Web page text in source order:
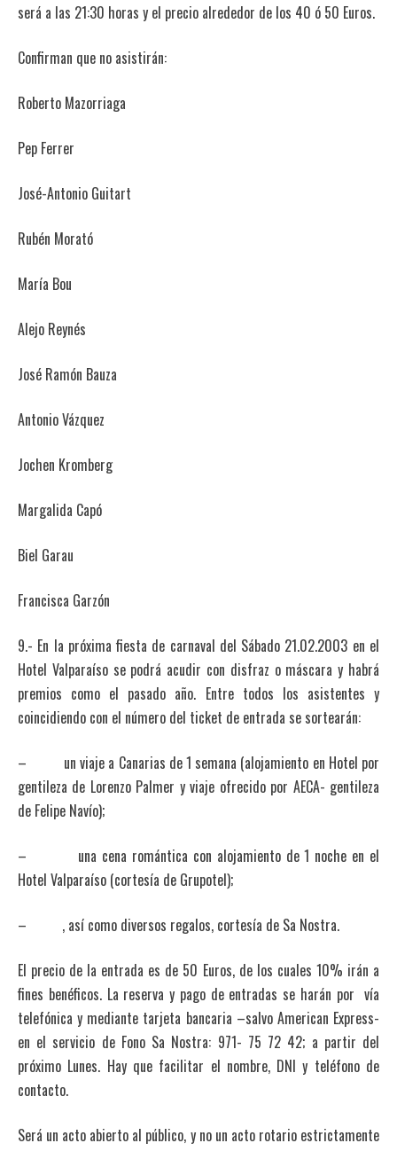
será a las 21:30 horas y el precio alrededor de los 40 ó 50 Euros.
Confirman que no asistirán:
Roberto Mazorriaga
Pep Ferrer
José-Antonio Guitart
Rubén Morató
María Bou
Alejo Reynés
José Ramón Bauza
Antonio Vázquez
Jochen Kromberg
Margalida Capó
Biel Garau
Francisca Garzón
9.- En la próxima fiesta de carnaval del Sábado 21.02.2003 en el
Hotel Valparaíso se podrá acudir con disfraz o máscara y habrá
premios como el pasado año. Entre todos los asistentes y
coincidiendo con el número del ticket de entrada se sortearán:
– un viaje a Canarias de 1 semana (alojamiento en Hotel por
gentileza de Lorenzo Palmer y viaje ofrecido por AECA- gentileza
de Felipe Navío);
– una cena romántica con alojamiento de 1 noche en el
Hotel Valparaíso (cortesía de Grupotel);
– , así como diversos regalos, cortesía de Sa Nostra.
El precio de la entrada es de 50 Euros, de los cuales 10% irán a
fines benéficos. La reserva y pago de entradas se harán por vía
telefónica y mediante tarjeta bancaria –salvo American Express-
en el servicio de Fono Sa Nostra: 971- 75 72 42; a partir del
próximo Lunes. Hay que facilitar el nombre, DNI y teléfono de
contacto.
Será un acto abierto al público, y no un acto rotario estrictamente